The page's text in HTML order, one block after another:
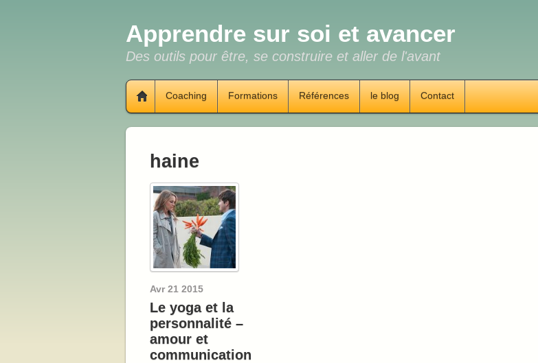
Apprendre sur soi et avancer
Des outils pour être, se construire et aller de l'avant
Coaching Formations Références le blog Contact
haine
Avr 21 2015
Le yoga et la
personnalité –
amour et
communication